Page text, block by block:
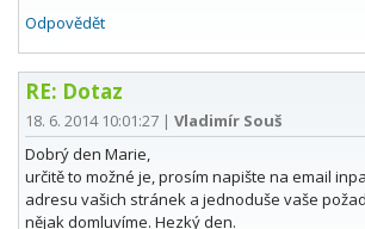
Odpovědět
RE: Dotaz
18. 6. 2014 10:01:27 | Vladimír Souš
Dobrý den Marie,
určitě to možné je, prosím napište na email
adresu vašich stránek a jednoduše vaše
nějak domluvíme. Hezký den.